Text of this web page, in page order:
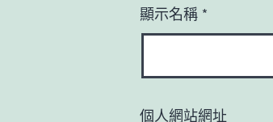
顯示名稱 *
個人網站網址